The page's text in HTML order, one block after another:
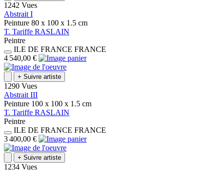
1242 Vues
Abstrait I
Peinture 80 x 100 x 1.5 cm
T. Tariffe RASLAIN
Peintre
ILE DE FRANCE FRANCE
4 540,00 €
+ Suivre artiste
1290 Vues
Abstrait III
Peinture 100 x 100 x 1.5 cm
T. Tariffe RASLAIN
Peintre
ILE DE FRANCE FRANCE
3 400,00 €
+ Suivre artiste
1234 Vues